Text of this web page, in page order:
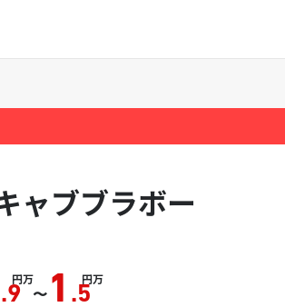
ャブブラボー
.9
万円
〜 1 .5
万円